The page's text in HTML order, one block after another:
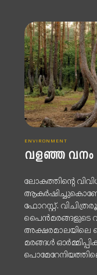
ENVIRONMENT
വളഞ്ഞ വനം
ലോകത്തിന്റെ
ഫോറസ്റ്റ്.
പൈൻമരങ്ങളുടെ
മരങ്ങൾ